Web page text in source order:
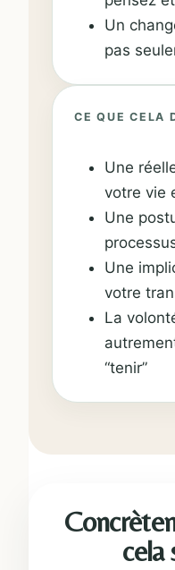
Un
pas
CE QUE CELA
Une
votre vie
Une
Une
votre
La
“tenir”
cela